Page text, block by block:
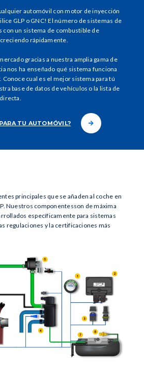
automóvil con motor de inyección
GLP o GNC! El número de sistemas de
con un sistema de combustible de
rápidamente.
gracias a nuestra amplia gama de
nos ha enseñado qué sistema funciona
Conoce cual es el mejor sistema para tú
base de datos de vehículos o la lista de
TU AUTOMÓVIL?
principales que se añaden al coche en
Nuestros componentesson de máxima
específicamente para sistemas
regulaciones y la certificaciones más